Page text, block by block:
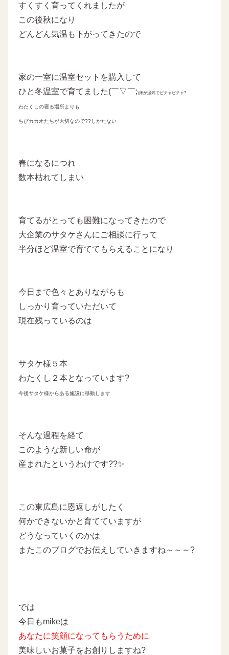
すくすく育ってくれましたが
この後秋になり
どんどん気温も下がってきたので
家の一室に温室セットを購入して
ひと冬温室で育てました(￣▽￣;)床が湿気でビチャビチャ?
わたくしの寝る場所よりも
ちびカカオたちが大切なので??しかたない
春になるにつれ
数本枯れてしまい
育てるがとっても困難になってきたので
大企業のサタケさんにご相談に行って
半分ほど温室で育ててもらえることになり
今日まで色々とありながらも
しっかり育っていただいて
現在残っているのは
サタケ様５本
わたくし２本となっています?
今後サタケ様からある施設に移動します
そんな過程を経て
このような新しい命が
産まれたというわけです??✨
この東広島に恩返しがしたく
何かできないかと育てていますが
どうなっていくのかは
またこのブログでお伝えしていきますね～～～?
では
今日もmikeは
あなたに笑顔になってもらうために
美味しいお菓子をお創りしますね?